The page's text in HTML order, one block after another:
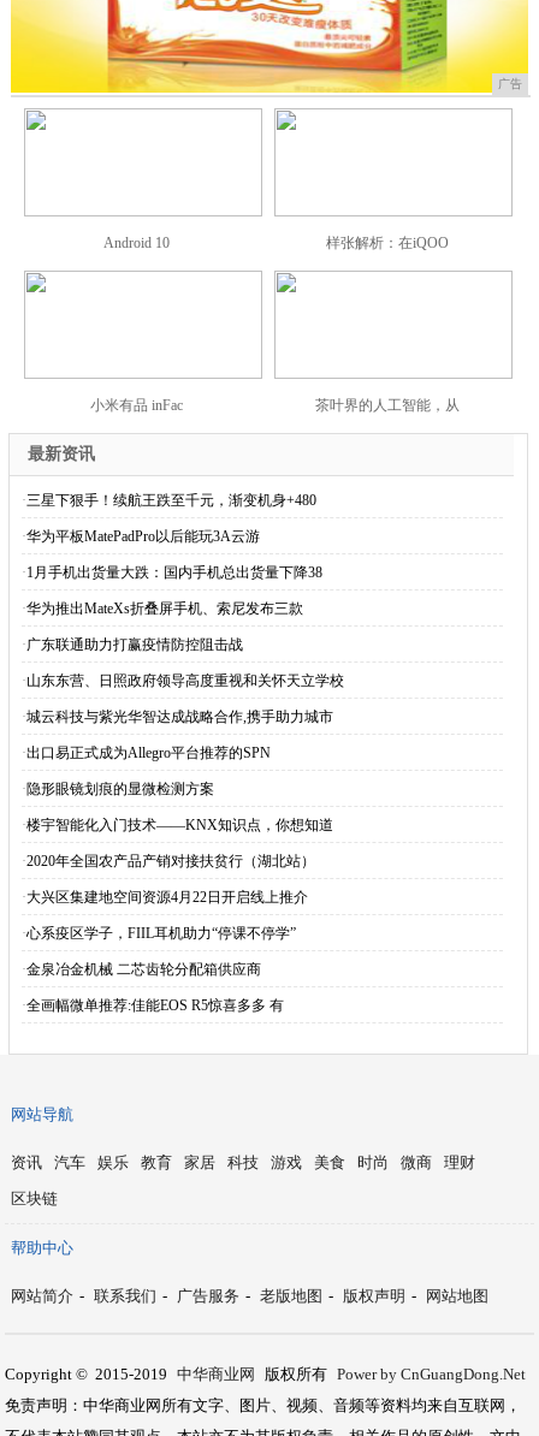
广告
Android 10 样张解析：在iQOO
小米有品 inFac 茶叶界的人工智能，从
最新资讯
·三星下狠手！续航王跌至千元，渐变机身+480
·华为平板MatePadPro以后能玩3A云游
·1月手机出货量大跌：国内手机总出货量下降38
·华为推出MateXs折叠屏手机、索尼发布三款
·广东联通助力打赢疫情防控阻击战
·山东东营、日照政府领导高度重视和关怀天立学校
·城云科技与紫光华智达成战略合作,携手助力城市
·出口易正式成为Allegro平台推荐的SPN
·隐形眼镜划痕的显微检测方案
·楼宇智能化入门技术——KNX知识点，你想知道
·2020年全国农产品产销对接扶贫行（湖北站）
·大兴区集建地空间资源4月22日开启线上推介
·心系疫区学子，FIIL耳机助力“停课不停学”
·金泉冶金机械 二芯齿轮分配箱供应商
·全画幅微单推荐:佳能EOS R5惊喜多多 有
网站导航
资讯 汽车 娱乐 教育 家居 科技 游戏 美食 时尚 微商
理财
区块链
帮助中心
网站简介 - 联系我们 - 广告服务 - 老版地图 - 版权声明 - 网站地图
Copyright © 2015-2019 中华商业网 版权所有 Power by CnGuangDong.Net
免责声明：中华商业网所有文字、图片、视频、音频等资料均来自互联网，